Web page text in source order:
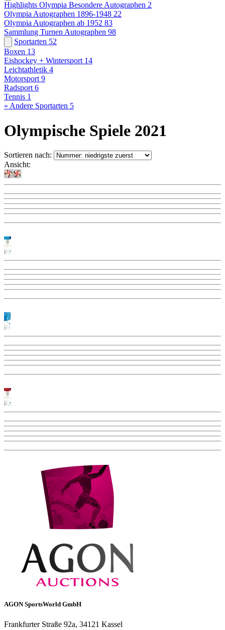
Highlights Olympia Besondere Autographen 2
Olympia Autographen 1896-1948 22
Olympia Autographen ab 1952 83
Sammlung Turnen Autographen 98
Sportarten 52
Boxen 13
Eishockey + Wintersport 14
Leichtathletik 4
Motorsport 9
Radsport 6
Tennis 1
» Andere Sportarten 5
Olympische Spiele 2021
Sortieren nach:
Ansicht:
AGON SportsWorld GmbH
Frankfurter Straße 92a, 34121 Kassel